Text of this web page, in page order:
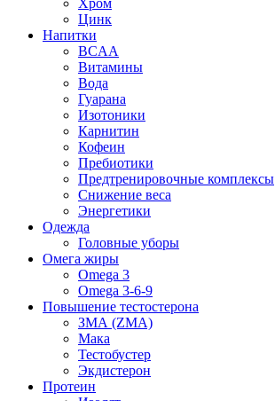
Цинк
Напитки
BCAA
Витамины
Вода
Гуарана
Изотоники
Карнитин
Кофеин
Пребиотики
Предтренировочные комплексы
Снижение веса
Энергетики
Одежда
Головные уборы
Омега жиры
Omega 3
Omega 3-6-9
Повышение тестостерона
ЗМА (ZMA)
Мака
Тестобустер
Экдистерон
Протеин